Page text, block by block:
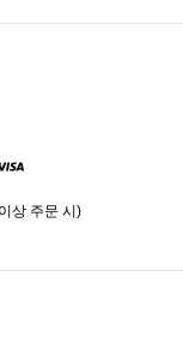
상 주문 시)